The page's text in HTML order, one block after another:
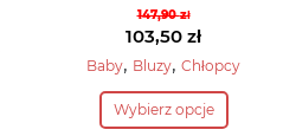
147,90zł
Pierwotna
cena
wynosiła:
147,90 zł.
103,50 zł
Aktualna
cena
wynosi:
Baby, Bluzy, Chłopcy
Wybierz opcje
Ten
produkt